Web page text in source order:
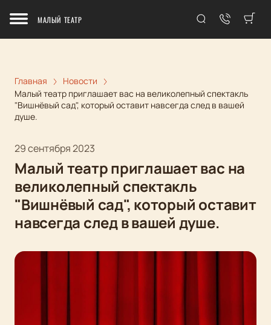
МАЛЫЙ ТЕАТР
Главная
Новости
Малый театр приглашает вас на великолепный спектакль
"Вишнёвый сад", который оставит навсегда след в вашей
душе.
29 сентября 2023
Малый театр приглашает вас на
великолепный спектакль
"Вишнёвый сад", который оставит
навсегда след в вашей душе.